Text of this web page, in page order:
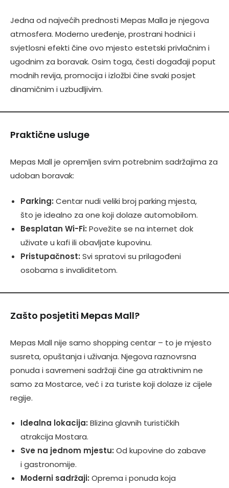
Jedna od najvećih prednosti Mepas Malla je njegova
atmosfera. Moderno uređenje, prostrani hodnici i
svjetlosni efekti čine ovo mjesto estetski privlačnim i
ugodnim za boravak. Osim toga, česti događaji poput
modnih revija, promocija i izložbi čine svaki posjet
dinamičnim i uzbudljivim.
Praktične usluge
Mepas Mall je opremljen svim potrebnim sadržajima za
udoban boravak:
Parking: Centar nudi veliki broj parking mjesta,
što je idealno za one koji dolaze automobilom.
Besplatan Wi-Fi: Povežite se na internet dok
uživate u kafi ili obavljate kupovinu.
Pristupačnost: Svi spratovi su prilagođeni
osobama s invaliditetom.
Zašto posjetiti Mepas Mall?
Mepas Mall nije samo shopping centar – to je mjesto
susreta, opuštanja i uživanja. Njegova raznovrsna
ponuda i savremeni sadržaji čine ga atraktivnim ne
samo za Mostarce, već i za turiste koji dolaze iz cijele
regije.
Idealna lokacija: Blizina glavnih turističkih
atrakcija Mostara.
Sve na jednom mjestu: Od kupovine do zabave
i gastronomije.
Moderni sadržaji: Oprema i ponuda koja